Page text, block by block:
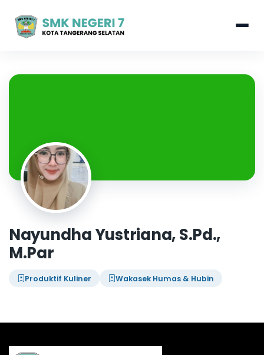
Nayundha Yustriana, S.Pd.,
M.Par
Produktif Kuliner Wakasek Humas & Hubin